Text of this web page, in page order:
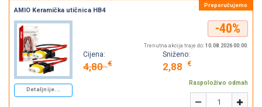
Detaljnije...
AMIO Keramička utičnica HB4
-40%
Trenutna akcija traje do: 10.08.2026 00:00.
Cijena:
4,80€
Sniženo:
2,88 €
Raspoloživo odmah
- +